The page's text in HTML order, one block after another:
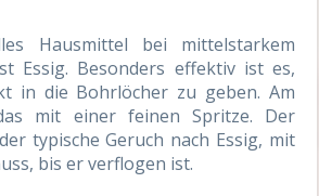
Hausmittel bei mittelstarkem
Essig. Besonders effektiv ist es,
in die Bohrlöcher zu geben. Am
mit einer feinen Spritze. Der
typische Geruch nach Essig, mit
bis er verflogen ist.